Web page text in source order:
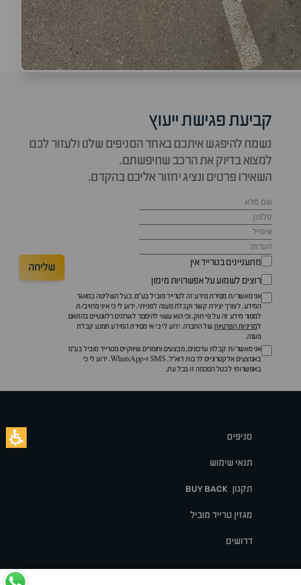
קביעת פגישת ייעוץ
נשמח להיפגש איתכם באחד הסניפים שלנו ולעזור לכם
למצוא בדיוק את הרכב שחיפשתם.
השאירו פרטים ונציג יחזור אליכם בהקדם.
מתעניינים בטרייד אין
רוצים לשמוע על אפשרויות מימון
אני מאשר/ת מסירת מידע זה לטרייד מוביל בע"מ, בעל השליטה במאגר
המידע, לצורך יצירת קשר וקבלת מענה לפנייתי. ידוע לי כי איני מחויב/ת
למסור מידע זה על פי חוק, וכי הוא עשוי להימסר לגורמים רלוונטיים בהתאם
למדיניות הפרטיותשל החברה. ידוע לי כי אי מסירת המידע תמנע קבלת
מענה.
אני מאשר/ת קבלת עדכונים, מבצעים וחומרים שיווקיים מטרייד מוביל בע"מ
באמצעים אלקטרוניים לרבות דוא״ל, SMS ו-WhatsApp. ידוע לי כי
באפשרותי לבטל הסכמה זו בכל עת.
שליחה
סניפים
תנאי שימוש
תקנון BUY BACK
מגזין טרייד מוביל
דרושים